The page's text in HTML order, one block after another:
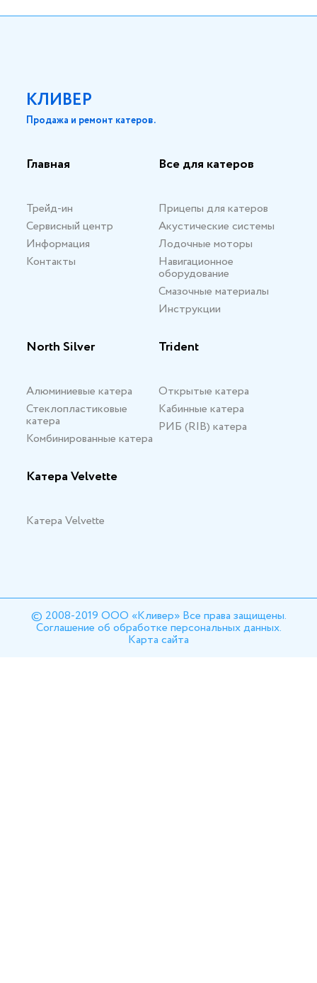
КЛИВЕР
Продажа и ремонт катеров.
Главная
Трейд-ин
Сервисный центр
Информация
Контакты
Все для катеров
Прицепы для катеров
Акустические системы
Лодочные моторы
Навигационное
оборудование
Смазочные материалы
Инструкции
North Silver
Алюминиевые катера
Стеклопластиковые
катера
Комбинированные катера
Trident
Открытые катера
Кабинные катера
РИБ (RIB) катера
Катера Velvette
Катера Velvette
© 2008-2019 ООО «Кливер» Все права защищены.
Соглашение об обработке персональных данных.
Карта сайта